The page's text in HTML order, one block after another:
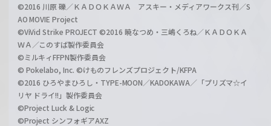
©2016 川原 礫／ＫＡＤＯＫＡＷＡ アスキー・メディアワークス刊／S
AO MOVIE Project
©ViVid Strike PROJECT ©2016 暁なつめ・三嶋くろね／ＫＡＤＯＫＡ
ＷＡ／このすば製作委員会
©ミルキィFFPN製作委員会
© Pokelabo, Inc. ©けものフレンズプロジェクト/KFPA
©2016 ひろやまひろし・TYPE-MOON／KADOKAWA／「プリズマ☆イ
リヤ ドライ!!」製作委員会
©Project Luck & Logic
©Project シンフォギアAXZ